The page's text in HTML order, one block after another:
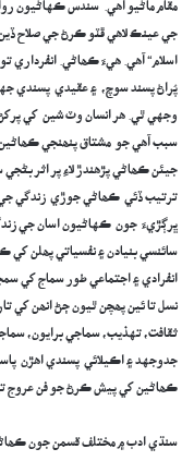
مقام ماڻيو آھي. سندس ڪهاڻيون
جي عينڪ لاھي ڦٽو ڪرڻ جي صلاح
اسلام“ آھي. ھيءَ ڪھاڻي. انفرداري
پُراڻ پسند سوچ، ۽ عقيدي پسندي
وجهي ٿي. هر انسان وٽ شين کي
سبب آهي جو مشتاق پنھنجي
جيئن ڪھاڻي پڙھندڙ لاءِ پر اثر
ترتيب ڏئي ڪھاڻي جوڙي زندگي
ڀرڳڙيءَ جون ڪهاڻيون اسان جي
سائنسي بنيادن ۽ نفسياتي پھلن
انفرادي ۽ اجتماعي طور سماج کي
نسل تا ئين پھچن ٿيون ڄڻ انھن کي
ثقافت، تهذيب، سماجي برايون،
جدوجهد ۽ اڪيلائي پسندي اهڙن
ڪھاڻين کي پيش ڪرڻ جو فن عروج
سنڌي ادب ۾ مختلف قسمن جون